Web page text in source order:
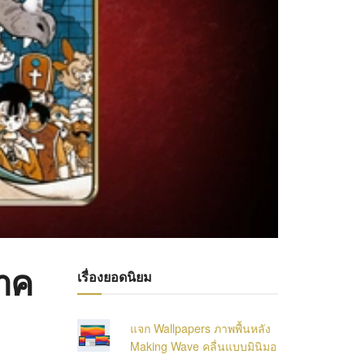
ค
เรื่องยอดนิยม
แจก Wallpapers ภาพพื้นหลัง
Making Wave คลื่นแบบมินิมอ